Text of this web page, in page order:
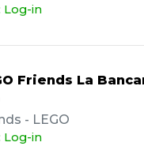
Log-in
Friends La
- LEGO
Log-in